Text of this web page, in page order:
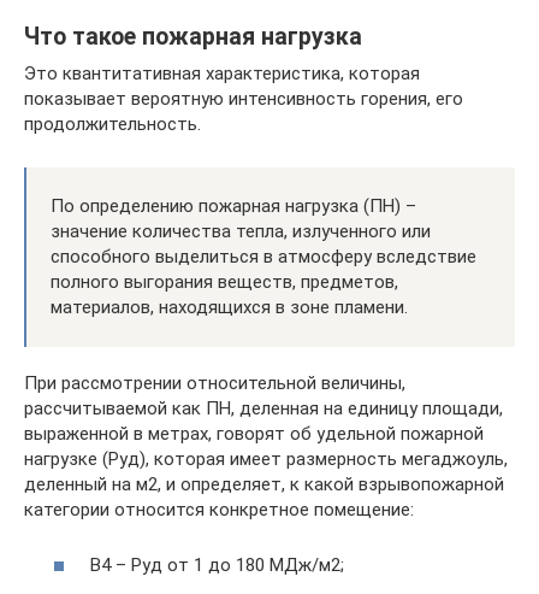
Что такое пожарная нагрузка
Это квантитативная характеристика, которая
показывает вероятную интенсивность горения, его
продолжительность.
По определению пожарная нагрузка (ПН) –
значение количества тепла, излученного или
способного выделиться в атмосферу вследствие
полного выгорания веществ, предметов,
материалов, находящихся в зоне пламени.
При рассмотрении относительной величины,
рассчитываемой как ПН, деленная на единицу площади,
выраженной в метрах, говорят об удельной пожарной
нагрузке (Pуд), которая имеет размерность мегаджоуль,
деленный на м2, и определяет, к какой взрывопожарной
категории относится конкретное помещение:
В4 – Pуд от 1 до 180 МДж/м2;